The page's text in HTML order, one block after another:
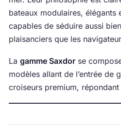
bateaux modulaires, élégants
capables de séduire aussi
plaisanciers que les
La gamme Saxdorse
modèles allant de l’entrée de
croiseurs premium,